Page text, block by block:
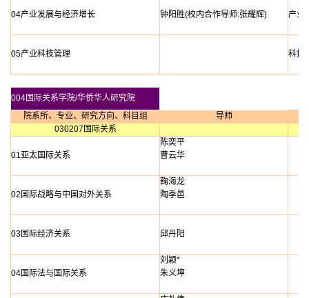
04产业发展与经济增长 钟阳胜(校内合作导师:张耀辉) 产业
05产业科技管理 科技
004国际关系学院/华侨华人研究院
院系所、专业、研究方向、科目组
导师
030207国际关系
01亚太国际关系
陈奕平
曹云华
02国际战略与中国对外关系
鞠海龙
陶季邑
03国际经济关系 邱丹阳
04国际法与国际关系
刘颖*
朱义坤